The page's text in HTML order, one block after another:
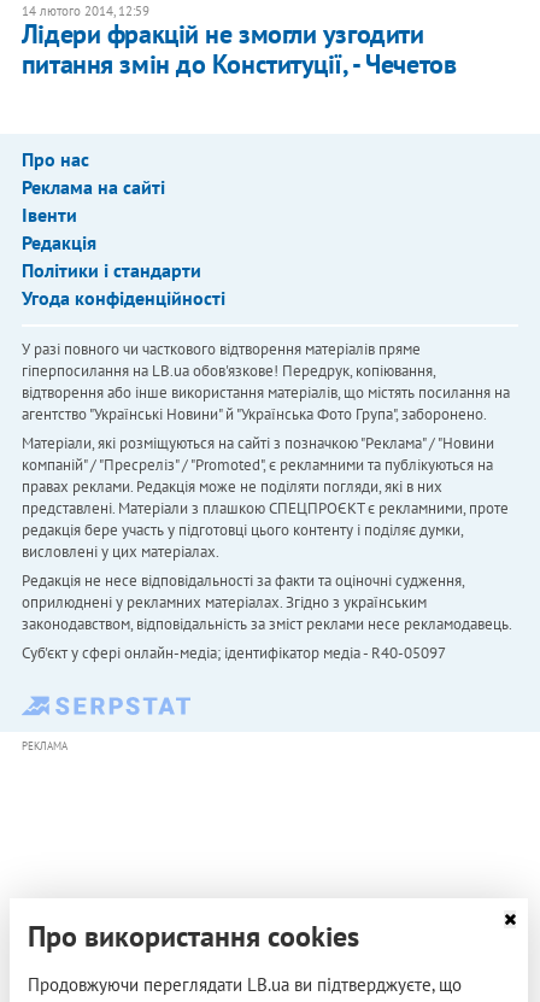
14 лютого 2014, 12:59
Лідери фракцій не змогли узгодити
питання змін до Конституції, - Чечетов
Про нас
Реклама на сайті
Івенти
Редакція
Політики і стандарти
Угода конфіденційності
У разі повного чи часткового відтворення матеріалів пряме
гіперпосилання на LB.ua обов'язкове! Передрук, копіювання,
відтворення або інше використання матеріалів, що містять посилання на
агентство "Українськi Новини" й "Українська Фото Група", заборонено.
Матеріали, які розміщуються на сайті з позначкою "Реклама" / "Новини
компаній" / "Пресреліз" / "Promoted", є рекламними та публікуються на
правах реклами. Редакція може не поділяти погляди, які в них
представлені. Матеріали з плашкою СПЕЦПРОЄКТ є рекламними, проте
редакція бере участь у підготовці цього контенту і поділяє думки,
висловлені у цих матеріалах.
Редакція не несе відповідальності за факти та оціночні судження,
оприлюднені у рекламних матеріалах. Згідно з українським
законодавством, відповідальність за зміст реклами несе рекламодавець.
Cуб'єкт у сфері онлайн-медіа; ідентифікатор медіа - R40-05097
РЕКЛАМА
Про використання cookies
Продовжуючи переглядати LB.ua ви підтверджуєте, що